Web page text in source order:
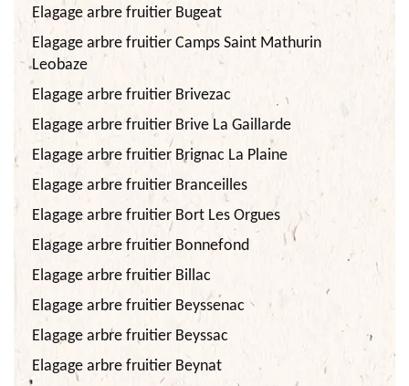
Elagage arbre fruitier Bugeat
Elagage arbre fruitier Camps Saint Mathurin
Leobaze
Elagage arbre fruitier Brivezac
Elagage arbre fruitier Brive La Gaillarde
Elagage arbre fruitier Brignac La Plaine
Elagage arbre fruitier Branceilles
Elagage arbre fruitier Bort Les Orgues
Elagage arbre fruitier Bonnefond
Elagage arbre fruitier Billac
Elagage arbre fruitier Beyssenac
Elagage arbre fruitier Beyssac
Elagage arbre fruitier Beynat